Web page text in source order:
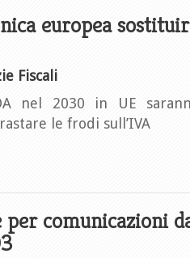
europea
Fiscali
nel 2030 in UE
le frodi sull’IVA
comunicazioni